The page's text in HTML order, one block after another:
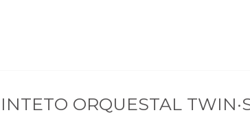
ORQUESTAL